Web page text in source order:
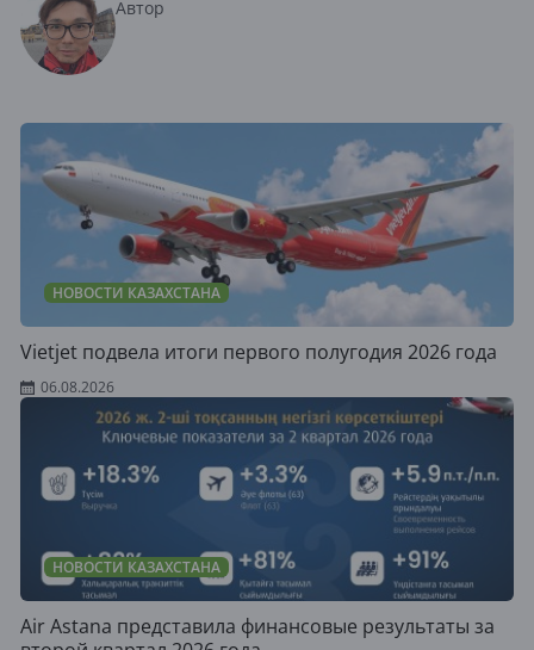
Автор
НОВОСТИ КАЗАХСТАНА
Vietjet подвела итоги первого полугодия 2026 года
06.08.2026
НОВОСТИ КАЗАХСТАНА
Air Astana представила финансовые результаты за